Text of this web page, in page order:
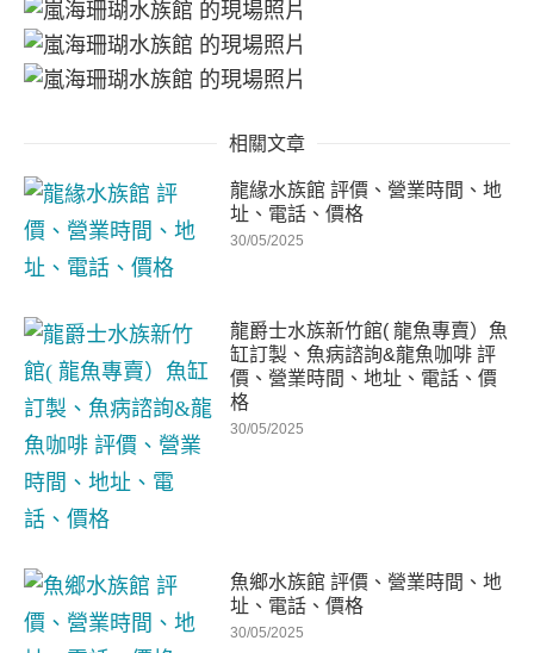
相關文章
龍緣水族館 評價、營業時間、地
址、電話、價格
30/05/2025
龍爵士水族新竹館( 龍魚專賣）魚
缸訂製、魚病諮詢&龍魚咖啡 評
價、營業時間、地址、電話、價
格
30/05/2025
魚鄉水族館 評價、營業時間、地
址、電話、價格
30/05/2025